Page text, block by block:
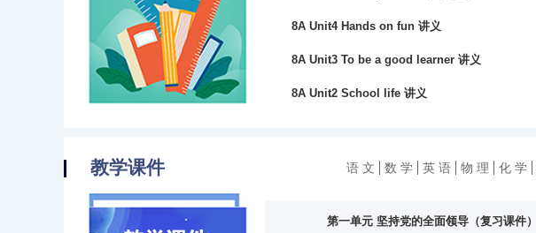
19浏览
8A Unit4 Hands on fun 讲义
22浏览
8A Unit3 To be a good learner 讲义
19浏览
8A Unit2 School life 讲义
语 文 数 学 英 语 物 理 化 学
教学课件
第一单元 坚持党的全面领导（复习课件）